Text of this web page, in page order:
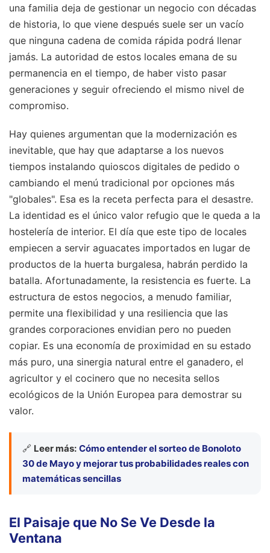
una familia deja de gestionar un negocio con décadas
de historia, lo que viene después suele ser un vacío
que ninguna cadena de comida rápida podrá llenar
jamás. La autoridad de estos locales emana de su
permanencia en el tiempo, de haber visto pasar
generaciones y seguir ofreciendo el mismo nivel de
compromiso.
Hay quienes argumentan que la modernización es
inevitable, que hay que adaptarse a los nuevos
tiempos instalando quioscos digitales de pedido o
cambiando el menú tradicional por opciones más
"globales". Esa es la receta perfecta para el desastre.
La identidad es el único valor refugio que le queda a la
hostelería de interior. El día que este tipo de locales
empiecen a servir aguacates importados en lugar de
productos de la huerta burgalesa, habrán perdido la
batalla. Afortunadamente, la resistencia es fuerte. La
estructura de estos negocios, a menudo familiar,
permite una flexibilidad y una resiliencia que las
grandes corporaciones envidian pero no pueden
copiar. Es una economía de proximidad en su estado
más puro, una sinergia natural entre el ganadero, el
agricultor y el cocinero que no necesita sellos
ecológicos de la Unión Europea para demostrar su
valor.
🔗 Leer más: Cómo entender el sorteo de Bonoloto
30 de Mayo y mejorar tus probabilidades reales con
matemáticas sencillas
El Paisaje que No Se Ve Desde la
Ventana